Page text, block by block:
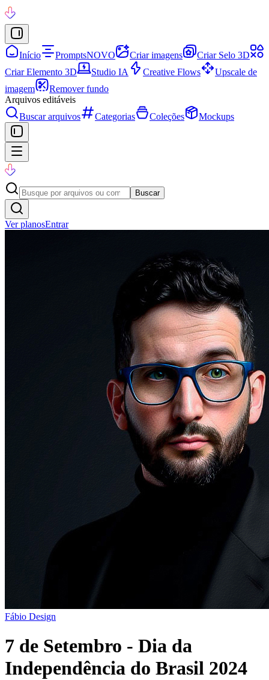
Início PromptsNOVO Criar imagens
Criar Selo 3D
Criar Elemento 3D
Studio IA Creative Flows
Upscale de
imagem
Remover fundo
Arquivos editáveis
Buscar arquivos
Categorias Coleções Mockups
Buscar
Ver planosEntrar
Fábio Design
7 de Setembro - Dia da
Independência do Brasil 2024